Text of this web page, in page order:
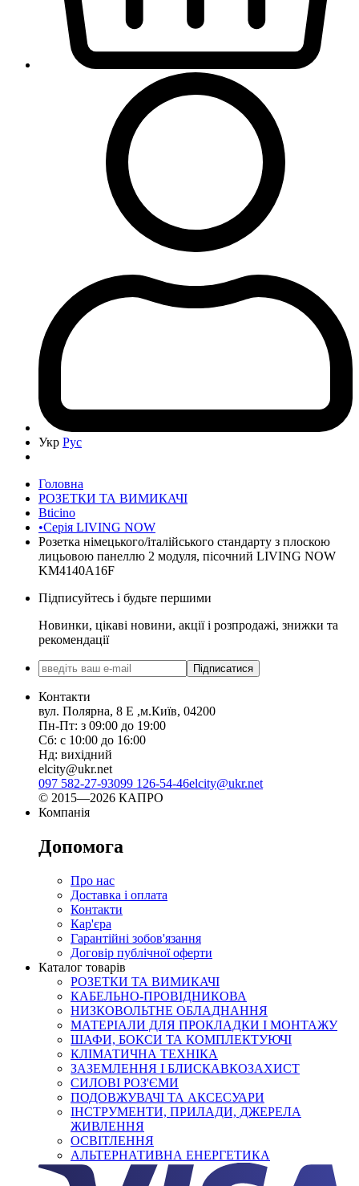
Укр Рус
Головна
РОЗЕТКИ ТА ВИМИКАЧІ
Bticino
•Серія LIVING NOW
Розетка німецького/італійського стандарту з плоскою
лицьовою панеллю 2 модуля, пісочний LIVING NOW
KM4140A16F
Підписуйтесь і будьте першими
Новинки, цікаві новини, акції і розпродажі, знижки та
рекомендації
Підписатися
Контакти
вул. Полярна, 8 Е ,м.Київ, 04200
Пн-Пт: з 09:00 до 19:00
Сб: с 10:00 до 16:00
Нд: вихідний
elcity@ukr.net
097 582-27-93099 126-54-46elcity@ukr.net
© 2015—2026 КАПРО
Компанія
Допомога
Про нас
Доставка і оплата
Контакти
Кар'єра
Гарантійні зобов'язання
Договір публічної оферти
Каталог товарів
РОЗЕТКИ ТА ВИМИКАЧІ
КАБЕЛЬНО-ПРОВІДНИКОВА
НИЗКОВОЛЬТНЕ ОБЛАДНАННЯ
МАТЕРІАЛИ ДЛЯ ПРОКЛАДКИ І МОНТАЖУ
ШАФИ, БОКСИ ТА КОМПЛЕКТУЮЧІ
КЛІМАТИЧНА ТЕХНІКА
ЗАЗЕМЛЕННЯ І БЛИСКАВКОЗАХИСТ
СИЛОВІ РОЗ'ЄМИ
ПОДОВЖУВАЧІ ТА АКСЕСУАРИ
ІНСТРУМЕНТИ, ПРИЛАДИ, ДЖЕРЕЛА
ЖИВЛЕННЯ
ОСВІТЛЕННЯ
АЛЬТЕРНАТИВНА ЕНЕРГЕТИКА